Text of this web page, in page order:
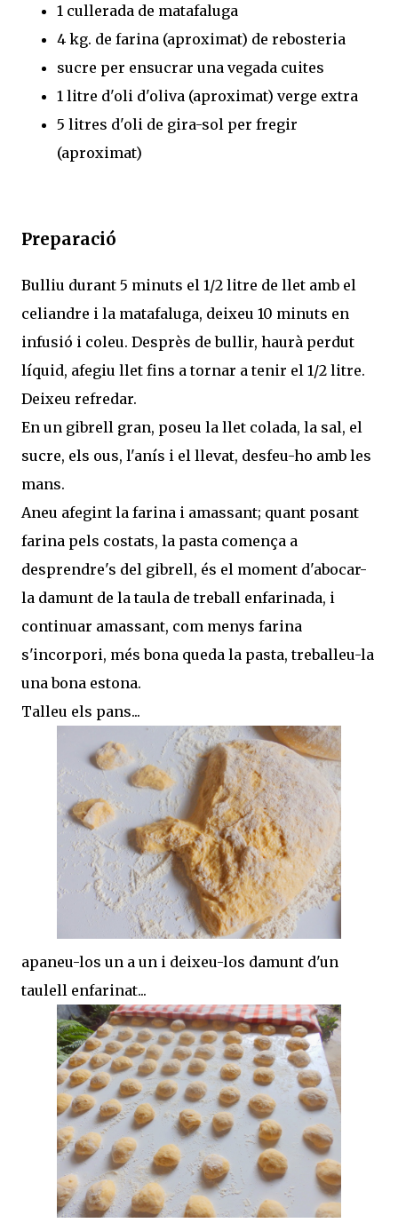
1 cullerada de matafaluga
4 kg. de farina (aproximat) de rebosteria
sucre per ensucrar una vegada cuites
1 litre d'oli d'oliva (aproximat) verge extra
5 litres d'oli de gira-sol per fregir
(aproximat)
Preparació
Bulliu durant 5 minuts el 1/2 litre de llet amb el
celiandre i la matafaluga, deixeu 10 minuts en
infusió i coleu. Desprès de bullir, haurà perdut
líquid, afegiu llet fins a tornar a tenir el 1/2 litre.
Deixeu refredar.
En un gibrell gran, poseu la llet colada, la sal, el
sucre, els ous, l'anís i el llevat, desfeu-ho amb les
mans.
Aneu afegint la farina i amassant; quant posant
farina pels costats, la pasta comença a
desprendre's del gibrell, és el moment d'abocar-
la damunt de la taula de treball enfarinada, i
continuar amassant, com menys farina
s'incorpori, més bona queda la pasta, treballeu-la
una bona estona.
Talleu els pans...
apaneu-los un a un i deixeu-los damunt d'un
taulell enfarinat...